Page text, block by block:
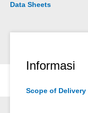
Data Sheets
Informasi
Scope of Delivery